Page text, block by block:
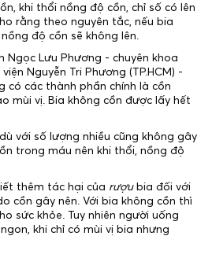
khi thổi nồng độ cồn, chỉ số có lên
rằng theo nguyên tắc, nếu bia
độ cồn sẽ không lên.
Ngọc Lưu Phương - chuyên khoa
Nguyễn Tri Phương (TP.HCM) -
có các thành phần chính là cồn
mùi vị. Bia không cồn được lấy hết
với số lượng nhiều cũng không gây
trong máu nên khi thổi, nồng độ
thêm tác hại của rượu bia đối với
cồn gây nên. Với bia không cồn thì
sức khỏe. Tuy nhiên người uống
khi chỉ có mùi vị bia nhưng